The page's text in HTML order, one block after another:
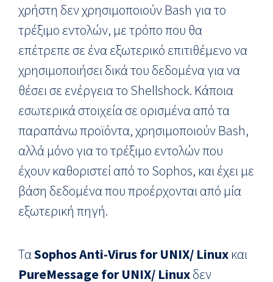
χρήστη δεν χρησιμοποιούν Bash για το
τρέξιμο εντολών, με τρόπο που θα
επέτρεπε σε ένα εξωτερικό επιτιθέμενο να
χρησιμοποιήσει δικά του δεδομένα για να
θέσει σε ενέργεια το Shellshock. Κάποια
εσωτερικά στοιχεία σε ορισμένα από τα
παραπάνω προϊόντα, χρησιμοποιούν Bash,
αλλά μόνο για το τρέξιμο εντολών που
έχουν καθοριστεί από το Sophos, και έχει με
βάση δεδομένα που προέρχονται από μία
εξωτερική πηγή.
ΤαSophos Anti-Virus for UNIX/ Linuxκαι
PureMessage for UNIX/ Linuxδεν